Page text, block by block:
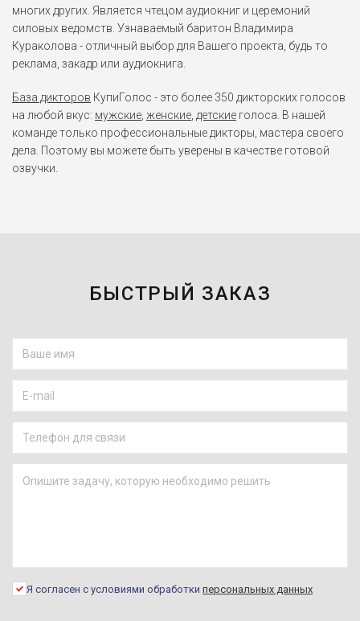
многих других. Является чтецом аудиокниг и церемоний
силовых ведомств. Узнаваемый баритон Владимира
Кураколова - отличный выбор для Вашего проекта, будь то
реклама, закадр или аудиокнига.
База дикторов КупиГолос - это более 350 дикторских голосов
на любой вкус: мужские женские детские голоса. В нашей
команде только профессиональные дикторы, мастера своего
дела. Поэтому вы можете быть уверены в качестве готовой
озвучки.
БЫСТРЫЙ ЗАКАЗ
Я согласен с условиями обработки персональных данных